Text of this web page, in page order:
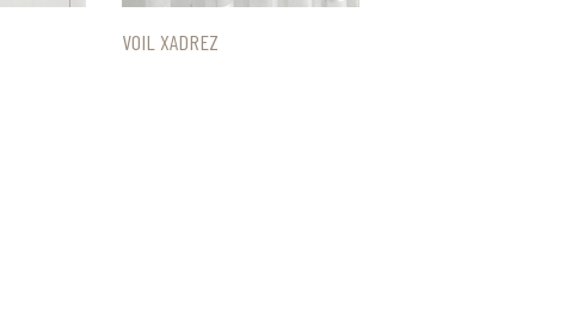
VOIL XADREZ